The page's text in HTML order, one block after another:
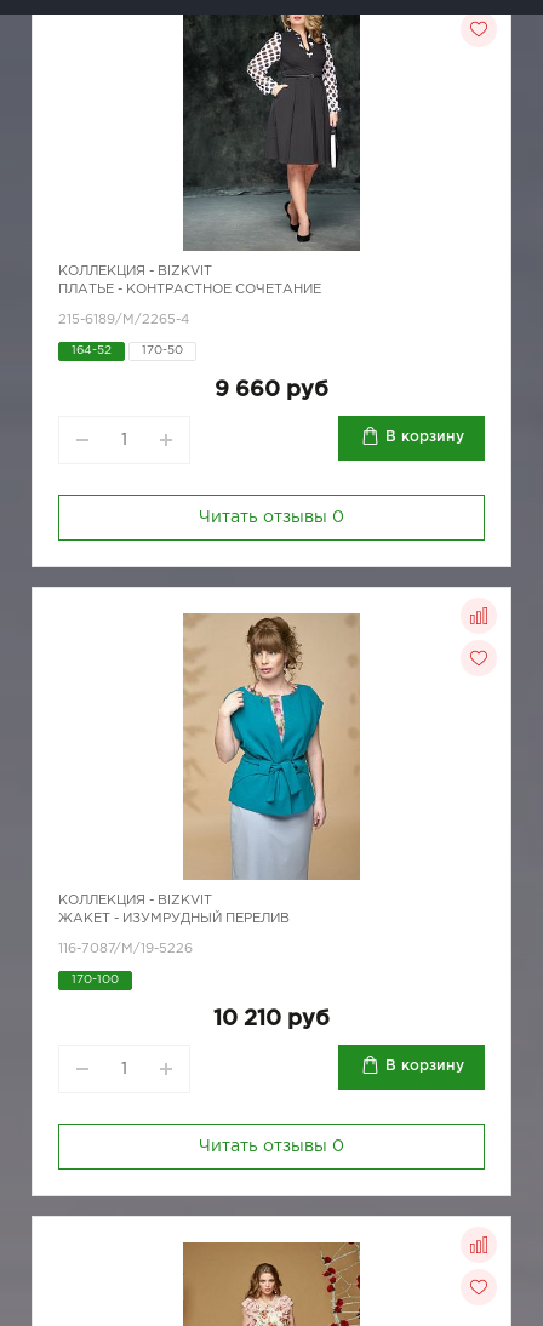
КОЛЛЕКЦИЯ - BIZKVIT
ПЛАТЬЕ - КОНТРАСТНОЕ СОЧЕТАНИЕ
215-6189/М/2265-4
164-52 170-50
9 660 руб
В корзину
Читать отзывы 0
КОЛЛЕКЦИЯ - BIZKVIT
ЖАКЕТ - ИЗУМРУДНЫЙ ПЕРЕЛИВ
116-7087/M/19-5226
170-100
10 210 руб
В корзину
Читать отзывы 0